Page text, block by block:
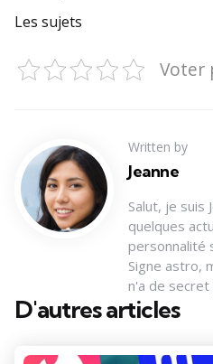
Les sujets
Voter
Written by
Jeanne
Salut, je suis
quelques
personnalité
Signe astro,
n'a de secret
D'autres articles